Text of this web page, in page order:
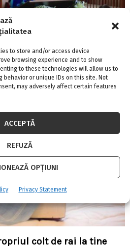
to store and/or access device
browsing experience and to show
to these technologies will allow us to
behavior or unique IDs on this site. Not
may adversely affect certain features
ACCEPTĂ
REFUZĂ
OPȚIUNI
Privacy Statement
frateste
colt de rai la tine